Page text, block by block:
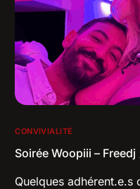
CONVIVIALITÉ
Soirée Woopiii – Freedj
Quelques adhérent.e.s